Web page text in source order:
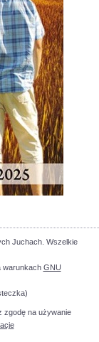
Juchach. Wszelkie
warunkach GNU
zgodę na używanie